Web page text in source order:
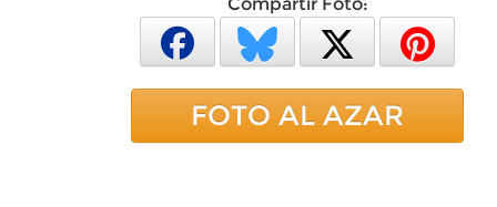
FOTO AL AZAR